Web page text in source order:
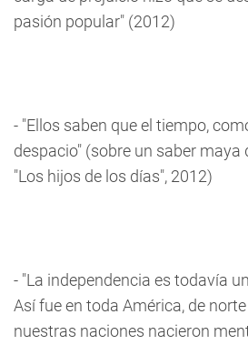
pasión popular" (2012)
- "Ellos saben que el tiempo,
despacio" (sobre un saber maya
"Los hijos de los días", 2012)
- "La independencia es todavía
Así fue en toda América, de
nuestras naciones nacieron